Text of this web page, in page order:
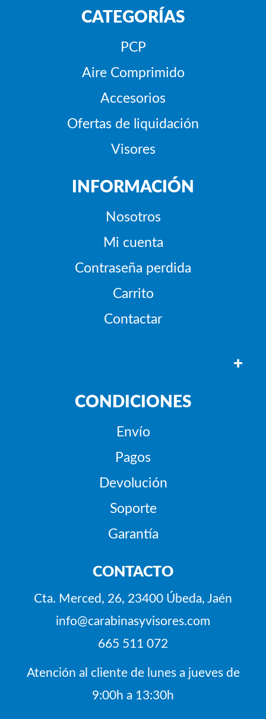
CATEGORÍAS
PCP
Aire Comprimido
Accesorios
Ofertas de liquidación
Visores
INFORMACIÓN
Nosotros
Mi cuenta
Contraseña perdida
Carrito
Contactar
+
CONDICIONES
Envío
Pagos
Devolución
Soporte
Garantía
CONTACTO
Cta. Merced, 26, 23400 Úbeda, Jaén
info@carabinasyvisores.com
665 511 072
Atención al cliente de lunes a jueves de
9:00h a 13:30h